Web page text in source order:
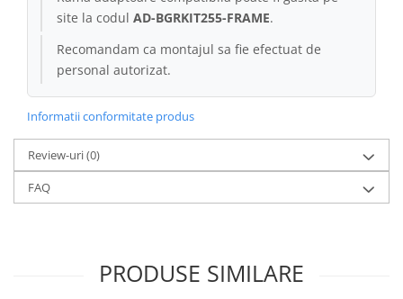
site la codul AD-BGRKIT255-FRAME.
Recomandam ca montajul sa fie efectuat de
personal autorizat.
Informatii conformitate produs
Review-uri(0)
FAQ
PRODUSE SIMILARE